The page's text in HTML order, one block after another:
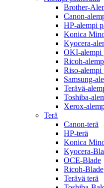
Brother-
Canon-
HP-alempi
Konica
Kyocera-
OKI-alempi
Ricoh-
Riso-alempi
Samsung-
Terävä-
Toshiba-
Xerox-
Terä
Canon-terä
HP-terä
Konica
Kyocera-
OCE-Blade
Ricoh-Blade
Terävä terä